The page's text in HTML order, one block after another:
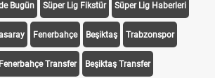
Bugün Süper Lig Fikstür Süper Lig Haberleri
Fenerbahçe Beşiktaş Trabzonspor
Fenerbahçe Transfer Beşiktaş Transfer